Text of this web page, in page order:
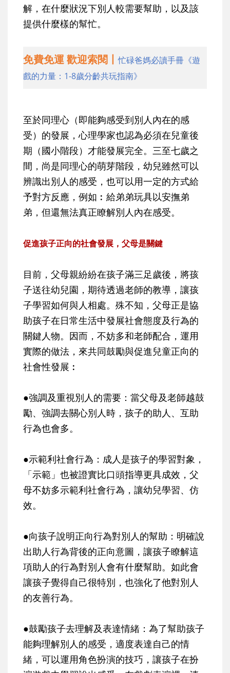
解，在什麼狀況下別人較需要幫助，以及該
提供什麼樣的幫忙。
免費免運 歡迎索閱丨忙碌爸媽必讀手冊《遊
戲的力量：1-8歲分齡共玩指南》
至於同理心（即能夠感受到別人內在的感
受）的發展，心理學家也認為必須在兒童後
期（國小階段）才能發展完全。三至七歲之
間，尚是同理心的萌芽階段，幼兒雖然可以
辨識出別人的感受，也可以用一定的方式給
予對方反應，例如︰給弟弟玩具以安撫弟
弟，但還無法真正瞭解別人內在感受。
促進孩子正向的社會發展，父母是關鍵
目前，父母親紛紛在孩子滿三足歲後，將孩
子送往幼兒園，期待透過老師的教導，讓孩
子學習如何與人相處。殊不知，父母正是協
助孩子在日常生活中發展社會態度及行為的
關鍵人物。因而，不妨多和老師配合，運用
實際的做法，來共同鼓勵與促進兒童正向的
社會性發展︰
●強調及重視別人的需要：當父母及老師越鼓
勵、強調去關心別人時，孩子的助人、互助
行為也會多。
●示範利社會行為：成人是孩子的學習對象，
「示範」也被證實比口頭指導更具成效，父
母不妨多示範利社會行為，讓幼兒學習、仿
效。
●向孩子說明正向行為對別人的幫助：明確說
出助人行為背後的正向意圖，讓孩子瞭解這
項助人的行為對別人會有什麼幫助。如此會
讓孩子覺得自己很特別，也強化了他對別人
的友善行為。
●鼓勵孩子去理解及表達情緒：為了幫助孩子
能夠理解別人的感受，適度表達自己的情
緒，可以運用角色扮演的技巧，讓孩子在扮